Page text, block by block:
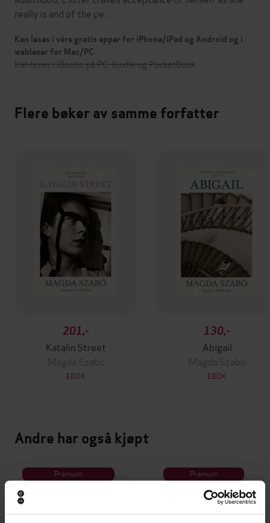
really is and of the pe…
Kan leses i våre gratis apper for iPhone/iPad og Android og i
webleser for Mac/PC
Kan leses i iBooks, på PC, Kindle og PocketBook
Flere bøker av samme forfatter
201,-
Katalin Street
Magda Szabó
EBOK
130,-
Abigail
Magda Szabó
EBOK
Andre har også kjøpt
Premium
Premium